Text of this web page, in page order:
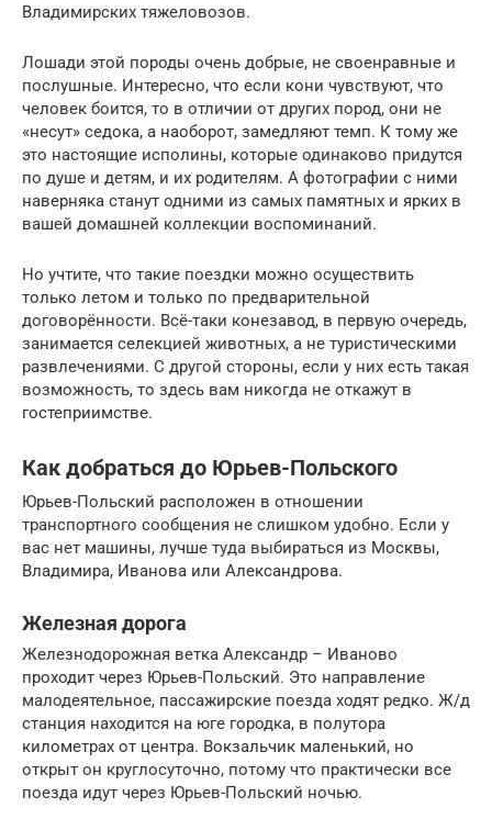
Владимирских тяжеловозов.
Лошади этой породы очень добрые, не своенравные и
послушные. Интересно, что если кони чувствуют, что
человек боится, то в отличии от других пород, они не
«несут» седока, а наоборот, замедляют темп. К тому же
это настоящие исполины, которые одинаково придутся
по душе и детям, и их родителям. А фотографии с ними
наверняка станут одними из самых памятных и ярких в
вашей домашней коллекции воспоминаний.
Но учтите, что такие поездки можно осуществить
только летом и только по предварительной
договорённости. Всё-таки конезавод, в первую очередь,
занимается селекцией животных, а не туристическими
развлечениями. С другой стороны, если у них есть такая
возможность, то здесь вам никогда не откажут в
гостеприимстве.
Как добраться до Юрьев-Польского
Юрьев-Польский расположен в отношении
транспортного сообщения не слишком удобно. Если у
вас нет машины, лучше туда выбираться из Москвы,
Владимира, Иванова или Александрова.
Железная дорога
Железнодорожная ветка Александр – Иваново
проходит через Юрьев-Польский. Это направление
малодеятельное, пассажирские поезда ходят редко. Ж/д
станция находится на юге городка, в полутора
километрах от центра. Вокзальчик маленький, но
открыт он круглосуточно, потому что практически все
поезда идут через Юрьев-Польский ночью.